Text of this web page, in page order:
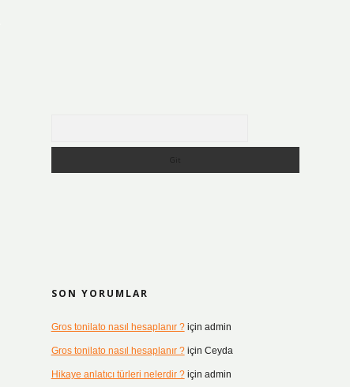
SON YORUMLAR
Gros tonilato nasıl hesaplanır ?için admin
Gros tonilato nasıl hesaplanır ?için Ceyda
Hikaye anlatıcı türleri nelerdir ?için admin